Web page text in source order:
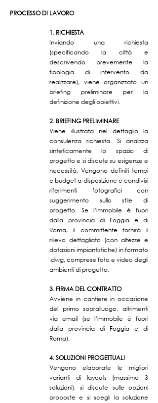
PROCESSO DI LAVORO
1. RICHIESTA
Inviando una richiesta
(specificando la città e
descrivendo brevemente la
tipologia di intervento da
realizzare), viene organizzato un
briefing preliminare per la
definizione degli obiettivi.
2. BRIEFING PRELIMINARE
Viene illustrata nel dettaglio la
consulenza richiesta. Si analizza
sinteticamente lo spazio di
progetto e si discute su esigenze e
necessità. Vengono definiti tempi
e budget a disposizione e condivisi
riferimenti fotografici con
suggerimento sullo stile di
progetto. Se l’immobile è fuori
dalla provincia di Foggia e di
Roma, il committente fornirà il
rilievo dettagliato (con altezze e
dotazioni impiantistiche) in formato
.dwg, comprese foto e video degli
ambienti di progetto.
3. FIRMA DEL CONTRATTO
Avviene in cantiere in occasione
del primo sopralluogo, altrimenti
via email (se l’immobile è fuori
dalla provincia di Foggia e di
Roma).
4. SOLUZIONI PROGETTUALI
Vengono elaborate le migliori
varianti di layouts (massimo 3
soluzioni), si discute sulle opzioni
proposte e si scegli la soluzione